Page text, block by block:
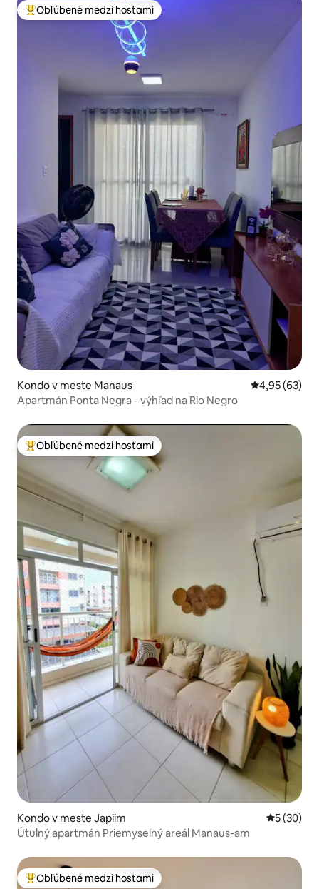
Najobľúbenejšie medzi hosťami
Obľúbené medzi hosťami
Kondo v meste Manaus Priemerné
4,95 (63)
Apartmán Ponta Negra - výhľad na Rio Negro
Najobľúbenejšie medzi hosťami
Obľúbené medzi hosťami
Kondo v meste Japiim
5 (30)
Útulný apartmán Priemyselný areál Manaus-am
Najobľúbenejšie medzi hosťami
Obľúbené medzi hosťami